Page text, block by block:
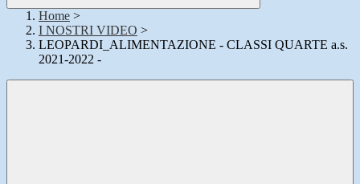
Home >
I NOSTRI VIDEO >
LEOPARDI_ALIMENTAZIONE - CLASSI QUARTE a.s.
2021-2022 -